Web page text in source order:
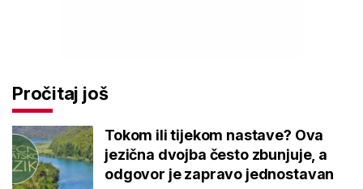
Pročitaj još
Tokom ili tijekom nastave? Ova
jezična dvojba često zbunjuje, a
odgovor je zapravo jednostavan